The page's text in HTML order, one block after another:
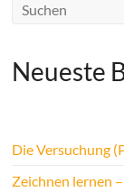
Neueste
Die Versuchung
Zeichnen lernen